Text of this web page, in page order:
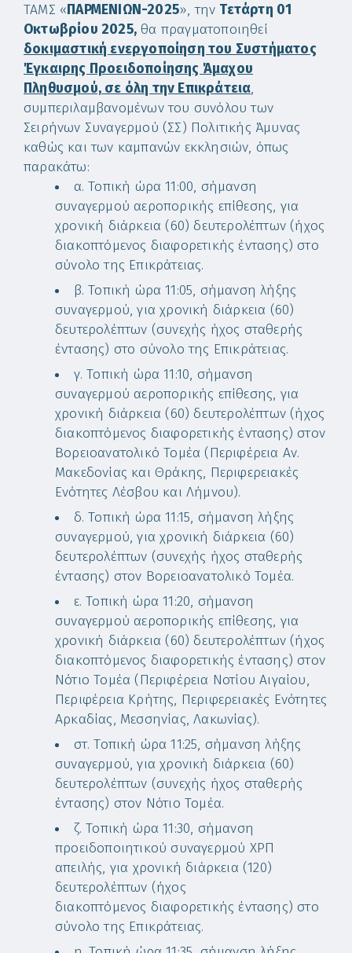
ΤΑΜΣ «ΠΑΡΜΕΝΙΩΝ-2025», την Τετάρτη 01
Οκτωβρίου 2025, θα πραγματοποιηθεί
δοκιμαστική ενεργοποίηση του Συστήματος
Έγκαιρης Προειδοποίησης Άμαχου
Πληθυσμού, σε όλη την Επικράτεια,
συμπεριλαμβανομένων του συνόλου των
Σειρήνων Συναγερμού (ΣΣ) Πολιτικής Άμυνας
καθώς και των καμπανών εκκλησιών, όπως
παρακάτω:
α. Τοπική ώρα 11:00, σήμανση
συναγερμού αεροπορικής επίθεσης, για
χρονική διάρκεια (60) δευτερολέπτων (ήχος
διακοπτόμενος διαφορετικής έντασης) στο
σύνολο της Επικράτειας.
β. Τοπική ώρα 11:05, σήμανση λήξης
συναγερμού, για χρονική διάρκεια (60)
δευτερολέπτων (συνεχής ήχος σταθερής
έντασης) στο σύνολο της Επικράτειας.
γ. Τοπική ώρα 11:10, σήμανση
συναγερμού αεροπορικής επίθεσης, για
χρονική διάρκεια (60) δευτερολέπτων (ήχος
διακοπτόμενος διαφορετικής έντασης) στον
Βορειοανατολικό Τομέα (Περιφέρεια Αν.
Μακεδονίας και Θράκης, Περιφερειακές
Ενότητες Λέσβου και Λήμνου).
δ. Τοπική ώρα 11:15, σήμανση λήξης
συναγερμού, για χρονική διάρκεια (60)
δευτερολέπτων (συνεχής ήχος σταθερής
έντασης) στον Βορειοανατολικό Τομέα.
ε. Τοπική ώρα 11:20, σήμανση
συναγερμού αεροπορικής επίθεσης, για
χρονική διάρκεια (60) δευτερολέπτων (ήχος
διακοπτόμενος διαφορετικής έντασης) στον
Νότιο Τομέα (Περιφέρεια Νοτίου Αιγαίου,
Περιφέρεια Κρήτης, Περιφερειακές Ενότητες
Αρκαδίας, Μεσσηνίας, Λακωνίας).
στ. Τοπική ώρα 11:25, σήμανση λήξης
συναγερμού, για χρονική διάρκεια (60)
δευτερολέπτων (συνεχής ήχος σταθερής
έντασης) στον Νότιο Τομέα.
ζ. Τοπική ώρα 11:30, σήμανση
προειδοποιητικού συναγερμού ΧΡΠ
απειλής, για χρονική διάρκεια (120)
δευτερολέπτων (ήχος
διακοπτόμενος διαφορετικής έντασης) στο
σύνολο της Επικράτειας.